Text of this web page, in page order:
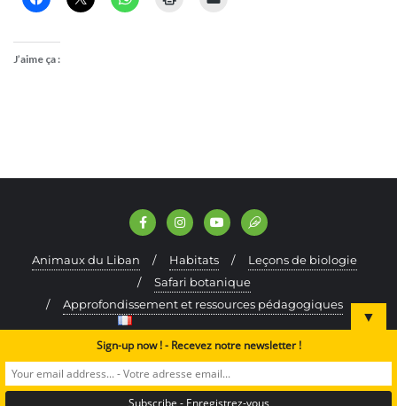
J’aime ça :
Animaux du Liban Habitats
Leçons de biologie
Safari botanique
Approfondissement et ressources pédagogiques
Copyright ©2024 A Rocha Lebanon. All rights reserved.
▼
Sign-up now ! - Recevez notre newsletter !